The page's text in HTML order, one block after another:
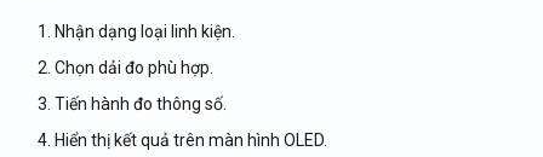
Nhận dạng loại linh kiện.
Chọn dải đo phù hợp.
Tiến hành đo thông số.
Hiển thị kết quả trên màn hình OLED.